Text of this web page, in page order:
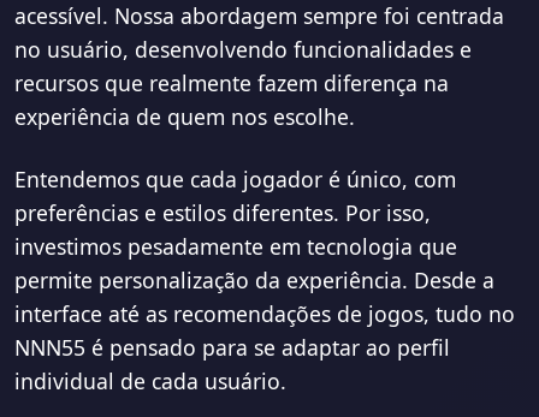
acessível. Nossa abordagem sempre foi centrada
no usuário, desenvolvendo funcionalidades e
recursos que realmente fazem diferença na
experiência de quem nos escolhe.
Entendemos que cada jogador é único, com
preferências e estilos diferentes. Por isso,
investimos pesadamente em tecnologia que
permite personalização da experiência. Desde a
interface até as recomendações de jogos, tudo no
NNN55 é pensado para se adaptar ao perfil
individual de cada usuário.